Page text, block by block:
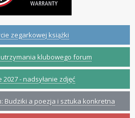
zegarkowej książki
utrzymania klubowego forum
- nadsyłanie zdjęć
Budziki a poezja i sztuka konkretna